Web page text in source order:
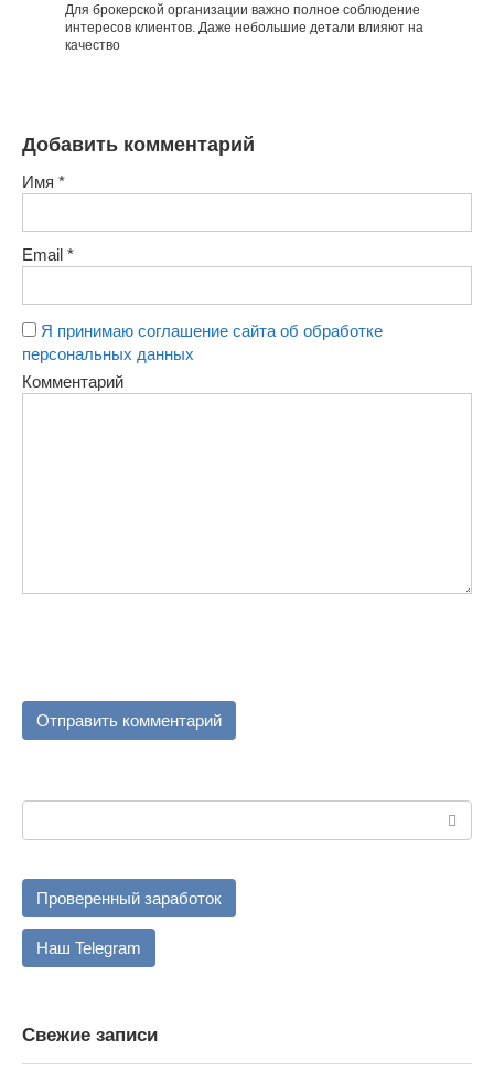
Для брокерской организации важно полное соблюдение
интересов клиентов. Даже небольшие детали влияют на
качество
Добавить комментарий
Имя *
Email *
Я принимаю соглашение сайта об обработке
персональных данных
Комментарий
Проверенный заработок
Наш Telegram
Свежие записи